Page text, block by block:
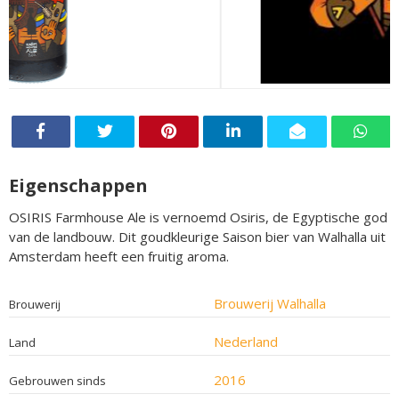
Eigenschappen
OSIRIS Farmhouse Ale is vernoemd Osiris, de Egyptische god
van de landbouw. Dit goudkleurige Saison bier van Walhalla uit
Amsterdam heeft een fruitig aroma.
Brouwerij Brouwerij Walhalla
Land Nederland
Gebrouwen sinds 2016